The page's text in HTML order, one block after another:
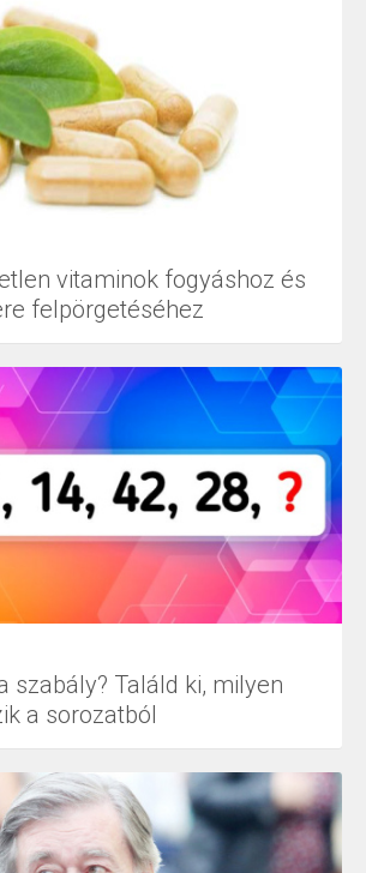
vitaminok fogyáshoz és
felpörgetéséhez
szabály? Találd ki, milyen
a sorozatból